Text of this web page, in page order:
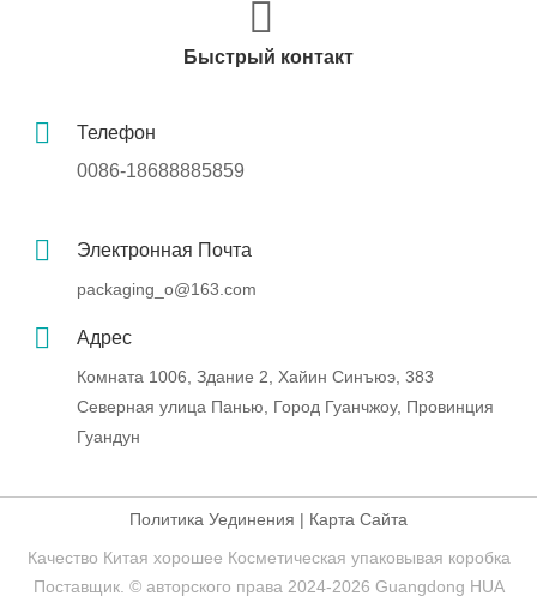
Быстрый контакт
Телефон
0086-18688885859
Электронная Почта
packaging_o@163.com
Адрес
Комната 1006, Здание 2, Хайин Синъюэ, 383
Северная улица Панью, Город Гуанчжоу, Провинция
Гуандун
Политика Уединения | Карта Сайта
Качество Китая хорошее Косметическая упаковывая коробка
Поставщик. © авторского права 2024-2026 Guangdong HUA